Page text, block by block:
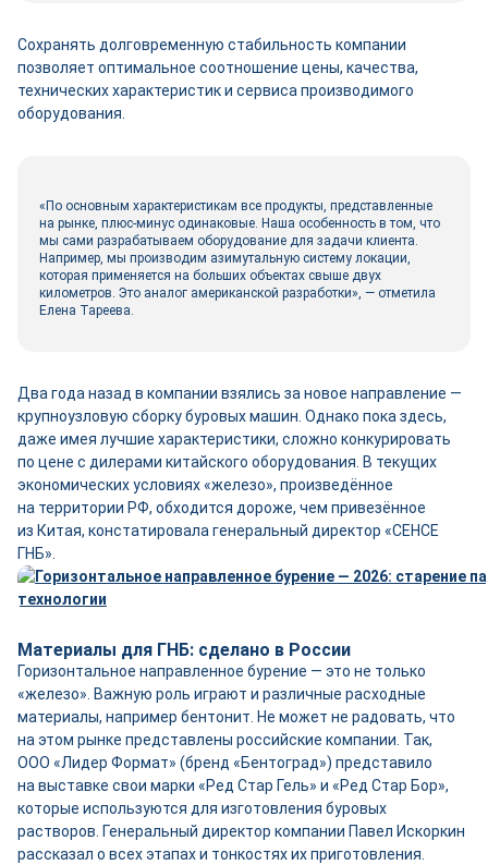
Сохранять долговременную стабильность компании
позволяет оптимальное соотношение цены, качества,
технических характеристик и сервиса производимого
оборудования.
«По основным характеристикам все продукты, представленные
на рынке, плюс-минус одинаковые. Наша особенность в том, что
мы сами разрабатываем оборудование для задачи клиента.
Например, мы производим азимутальную систему локации,
которая применяется на больших объектах свыше двух
километров. Это аналог американской разработки», — отметила
Елена Тареева.
Два года назад в компании взялись за новое направление —
крупноузловую сборку буровых машин. Однако пока здесь,
даже имея лучшие характеристики, сложно конкурировать
по цене с дилерами китайского оборудования. В текущих
экономических условиях «железо», произведённое
на территории РФ, обходится дороже, чем привезённое
из Китая, констатировала генеральный директор «СЕНСЕ
ГНБ».
Материалы для ГНБ: сделано в России
Горизонтальное направленное бурение — это не только
«железо». Важную роль играют и различные расходные
материалы, например бентонит. Не может не радовать, что
на этом рынке представлены российские компании. Так,
ООО «Лидер Формат» (бренд «Бентоград») представило
на выставке свои марки «Ред Стар Гель» и «Ред Стар Бор»,
которые используются для изготовления буровых
растворов. Генеральный директор компании Павел Искоркин
рассказал о всех этапах и тонкостях их приготовления.